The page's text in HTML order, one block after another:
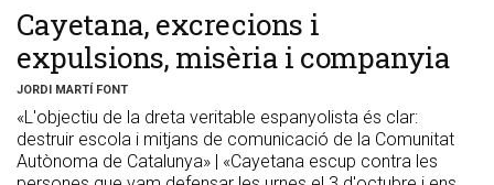
Cayetana, excrecions i
expulsions, misèria i companyia
JORDI MARTÍ FONT
«L'objectiu de la dreta veritable espanyolista és clar:
destruir escola i mitjans de comunicació de la Comunitat
Autònoma de Catalunya» | «Cayetana escup contra les